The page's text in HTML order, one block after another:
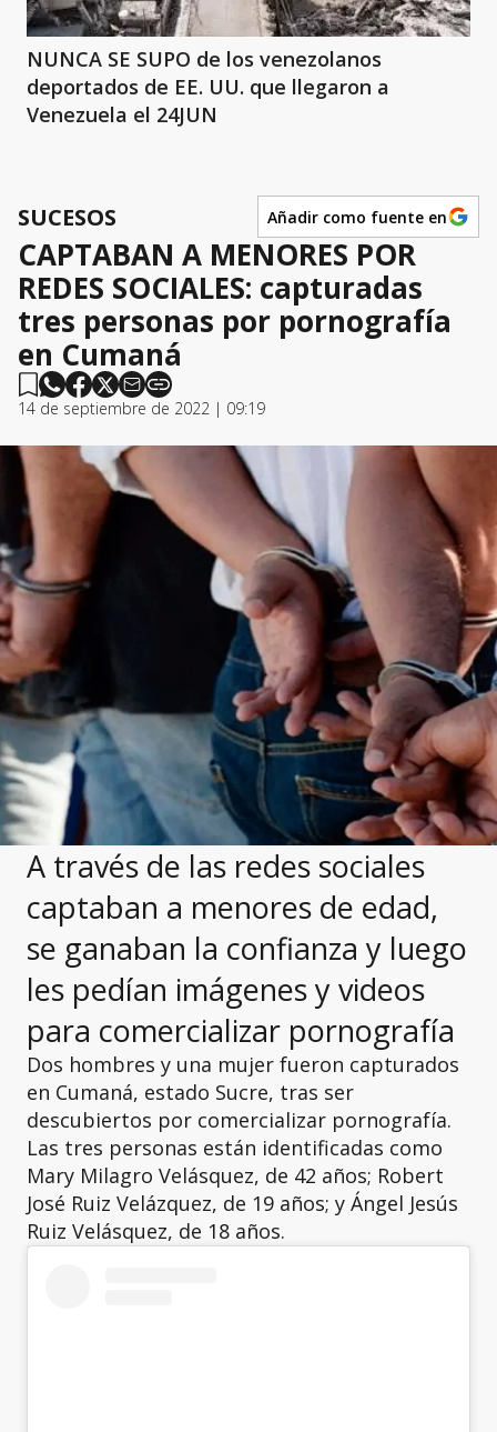
NUNCA SE SUPO de los venezolanos
deportados de EE. UU. que llegaron a
Venezuela el 24JUN
SUCESOS Añadir como fuente en
CAPTABAN A MENORES POR
REDES SOCIALES: capturadas
tres personas por pornografía
en Cumaná
14 de septiembre de 2022 | 09:19
A través de las redes sociales
captaban a menores de edad,
se ganaban la confianza y luego
les pedían imágenes y videos
para comercializar pornografía
Dos hombres y una mujer fueron capturados
en Cumaná, estado Sucre, tras ser
descubiertos por comercializar pornografía.
Las tres personas están identificadas como
Mary Milagro Velásquez, de 42 años; Robert
José Ruiz Velázquez, de 19 años; y Ángel Jesús
Ruiz Velásquez, de 18 años.